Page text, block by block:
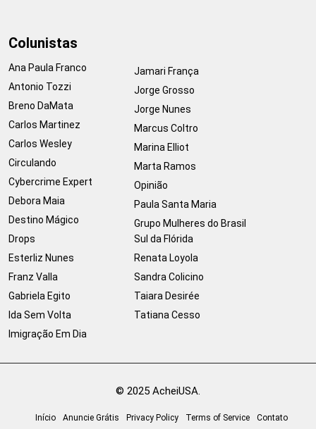
Colunistas
Ana Paula Franco
Antonio Tozzi
Breno DaMata
Carlos Martinez
Carlos Wesley
Circulando
Cybercrime Expert
Debora Maia
Destino Mágico
Drops
Esterliz Nunes
Franz Valla
Gabriela Egito
Ida Sem Volta
Imigração Em Dia
Jamari França
Jorge Grosso
Jorge Nunes
Marcus Coltro
Marina Elliot
Marta Ramos
Opinião
Paula Santa Maria
Grupo Mulheres do Brasil
Sul da Flórida
Renata Loyola
Sandra Colicino
Taiara Desirée
Tatiana Cesso
© 2025 AcheiUSA.
Início Anuncie Grátis Privacy Policy Terms of Service Contato